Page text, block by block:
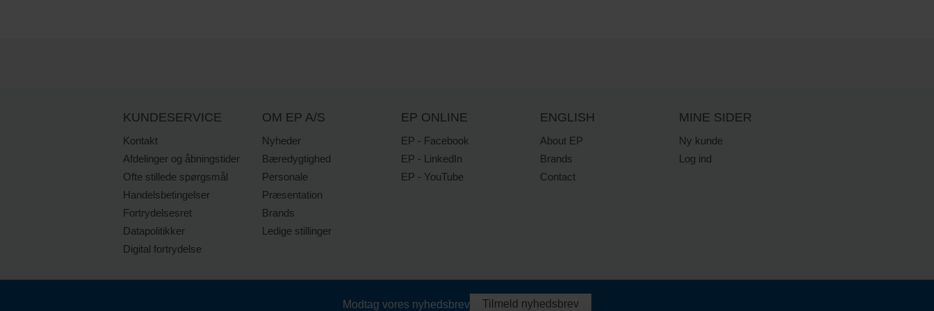
KUNDESERVICE
Kontakt
Afdelinger og åbningstider
Ofte stillede spørgsmål
Handelsbetingelser
Fortrydelsesret
Datapolitikker
Digital fortrydelse
OM EP A/S
Nyheder
Bæredygtighed
Personale
Præsentation
Brands
Ledige stillinger
EP ONLINE
EP - Facebook
EP - LinkedIn
EP - YouTube
ENGLISH
About EP
Brands
Contact
MINE SIDER
Ny kunde
Log ind
Modtag vores nyhedsbrev Tilmeld nyhedsbrev